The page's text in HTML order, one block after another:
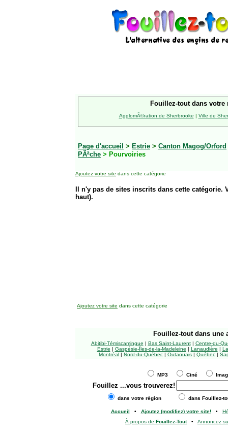
Fouillez-tout dans votre
AgglomÃ©ration de Sherbrooke | Ville de
Page d'accueil > Estrie > Canton Magog/Orford
PÃªche > Pourvoiries
Ajoutez votre site dans cette catégorie
Il n'y pas de sites inscrits dans cette
haut).
Ajoutez votre site dans cette catégorie
Fouillez-tout dans une
Abitibi-Témiscamingue | Bas Saint-Laurent| Centre-du-
Estrie | Gaspésie-Îles-de-la-Madeleine | Lanaudière |
Montréal | Nord-du-Québec | Outaouais | Québec |
MP3 Ciné
Fouillez ...vous trouverez!
dans votre région dans Fouillez-
Accueil • Ajoutez (modifiez) votre site!•
À propos de Fouillez-Tout• Annoncez